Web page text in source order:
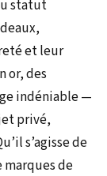
statut
et leur
or, des
indéniable —
privé,
s’agisse de
marques de